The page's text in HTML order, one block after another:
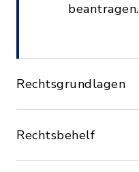
beantragen.
Rechtsgrundlagen
Rechtsbehelf